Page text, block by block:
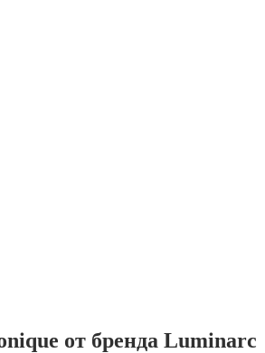
от бренда Luminarc